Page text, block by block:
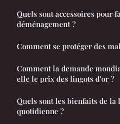
Quels sont accessoires pour
déménagement ?
Comment se protéger des
Comment la demande
elle le prix des lingots d'or ?
Quels sont les bienfaits de la
quotidienne ?